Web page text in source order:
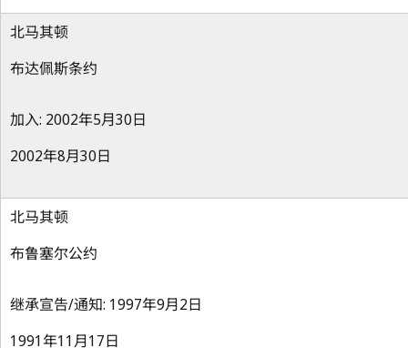
北马其顿
布达佩斯条约
加入: 2002年5月30日
2002年8月30日
北马其顿
布鲁塞尔公约
继承宣告/通知: 1997年9月2日
1991年11月17日